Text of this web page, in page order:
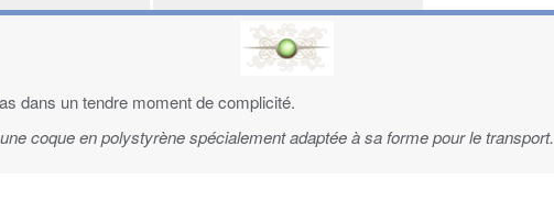
dans un tendre moment de complicité.
coque en polystyrène spécialement adaptée à sa forme pour le transport.